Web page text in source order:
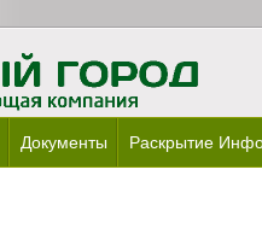
Документы Раскрытие